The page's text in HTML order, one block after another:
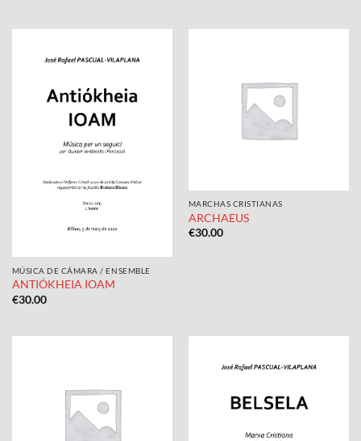
MÚSICA DE CÁMARA / ENSEMBLE
ANTIÓKHEIA IOAM
€30.00
MARCHAS CRISTIANAS
ARCHAEUS
€30.00